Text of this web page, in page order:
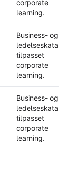
corporate
learning.
Business- og
ledelseskatalog
tilpasset
corporate
learning.
Business- og
ledelseskatalog
tilpasset
corporate
learning.